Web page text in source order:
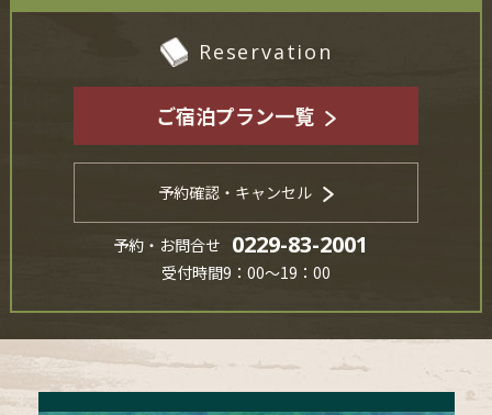
Reservation
ご宿泊プラン一覧
予約確認・キャンセル
予約・お問合せ 0229-83-2001
受付時間9：00～19：00